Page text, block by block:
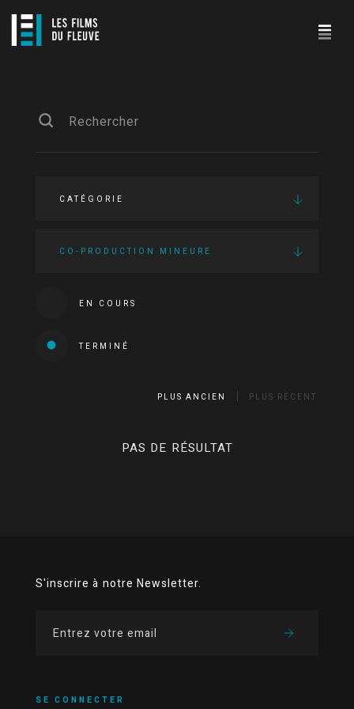
CATÉGORIE
CO-PRODUCTION MINEURE
EN COURS
TERMINÉ
PLUS ANCIEN PLUS RÉCENT
PAS DE RÉSULTAT
S'inscrire à notre Newsletter.
SE CONNECTER